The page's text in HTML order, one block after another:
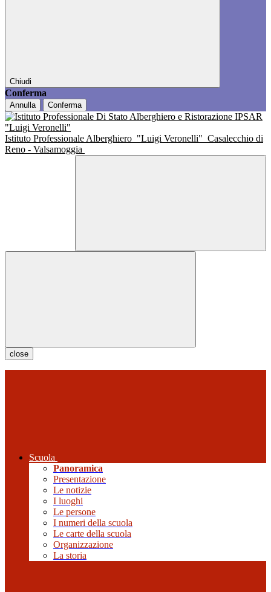
Chiudi
Conferma
Annulla Conferma
Istituto Professionale Alberghiero "Luigi Veronelli" Casalecchio di
Reno - Valsamoggia
close
Scuola
Panoramica
Presentazione
Le notizie
I luoghi
Le persone
I numeri della scuola
Le carte della scuola
Organizzazione
La storia